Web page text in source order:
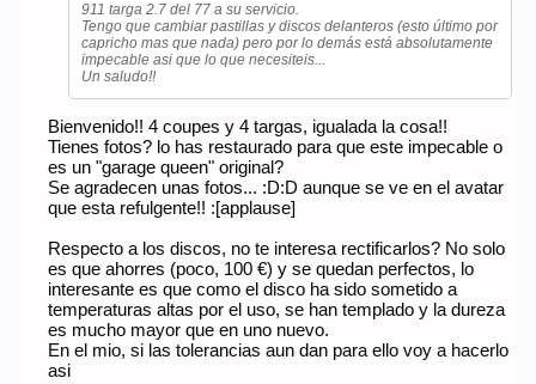
911 targa 2.7 del 77 a su servicio.
Tengo que cambiar pastillas y discos delanteros (esto último por
capricho mas que nada) pero por lo demás está absolutamente
impecable asi que lo que necesiteis...
Un saludo!!
Bienvenido!! 4 coupes y 4 targas, igualada la cosa!!
Tienes fotos? lo has restaurado para que este impecable o
es un "garage queen" original?
Se agradecen unas fotos... :D:D aunque se ve en el avatar
que esta refulgente!! :[applause]
Respecto a los discos, no te interesa rectificarlos? No solo
es que ahorres (poco, 100 €) y se quedan perfectos, lo
interesante es que como el disco ha sido sometido a
temperaturas altas por el uso, se han templado y la dureza
es mucho mayor que en uno nuevo.
En el mio, si las tolerancias aun dan para ello voy a hacerlo
asi